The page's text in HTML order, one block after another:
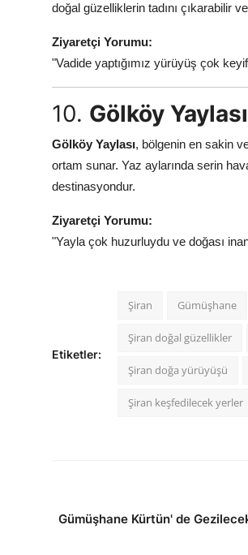
doğal güzelliklerin tadını çıkarabilir
Ziyaretçi Yorumu:
"Vadide yaptığımız yürüyüş çok
10. Gölköy Yaylası
Gölköy Yaylası, bölgenin en sakin
ortam sunar. Yaz aylarında serin
destinasyondur.
Ziyaretçi Yorumu:
"Yayla çok huzurluydu ve doğası
Etiketler:
Şiran Gümüşhane
Şiran doğal güzellikler
Şiran doğa yürüyüşü
Şiran keşfedilecek yerler
Gümüşhane Kürtün' de